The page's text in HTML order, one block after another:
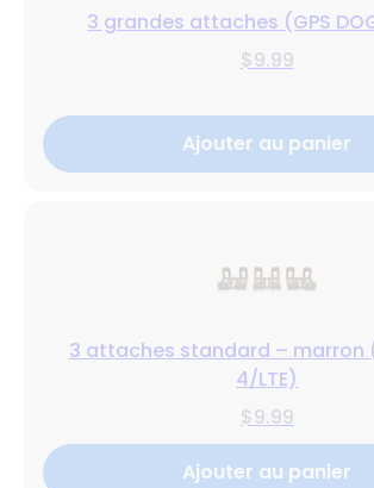
3 grandes attaches (GPS
$9.99
Ajouter au panier
3 attaches standard – marron
4/LTE)
$9.99
Ajouter au panier